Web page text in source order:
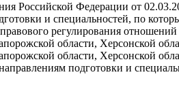
Российской Федерации от
и специальностей, по
регулирования
области, Херсонской
области, Херсонской
подготовки и